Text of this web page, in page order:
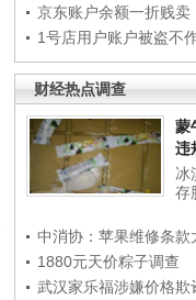
京东账户余额一折贱卖
1号店用户账户被盗不
财经热点调查
蒙
违
冰
存
中消协：苹果维修条款
1880元天价粽子调查
武汉家乐福涉嫌价格欺